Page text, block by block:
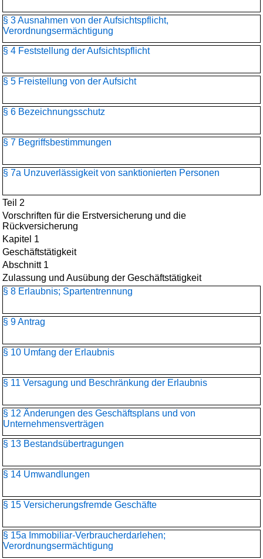
§ 3 Ausnahmen von der Aufsichtspflicht,
Verordnungsermächtigung
§ 4 Feststellung der Aufsichtspflicht
§ 5 Freistellung von der Aufsicht
§ 6 Bezeichnungsschutz
§ 7 Begriffsbestimmungen
§ 7a Unzuverlässigkeit von sanktionierten Personen
Teil 2
Vorschriften für die Erstversicherung und die
Rückversicherung
Kapitel 1
Geschäftstätigkeit
Abschnitt 1
Zulassung und Ausübung der Geschäftstätigkeit
§ 8 Erlaubnis; Spartentrennung
§ 9 Antrag
§ 10 Umfang der Erlaubnis
§ 11 Versagung und Beschränkung der Erlaubnis
§ 12 Änderungen des Geschäftsplans und von
Unternehmensverträgen
§ 13 Bestandsübertragungen
§ 14 Umwandlungen
§ 15 Versicherungsfremde Geschäfte
§ 15a Immobiliar-Verbraucherdarlehen;
Verordnungsermächtigung